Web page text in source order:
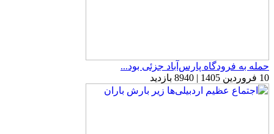
حمله به فرودگاه پارس‌‌آباد جزئی بود...
10 فروردین 1405 | 8940 بازدید